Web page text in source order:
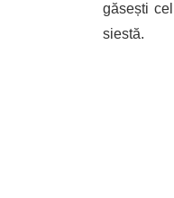
găsești
siestă.